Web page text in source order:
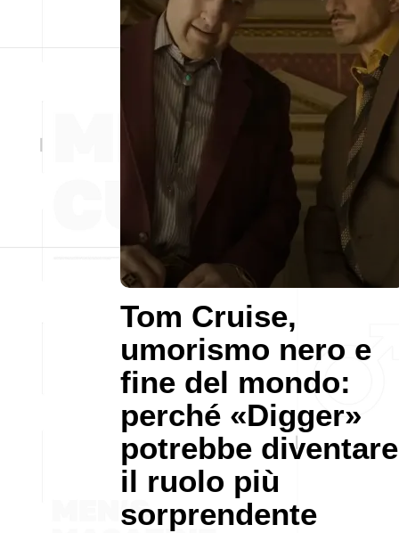
Tom Cruise,
umorismo nero e
fine del mondo:
perché «Digger»
potrebbe diventare
il ruolo più
sorprendente